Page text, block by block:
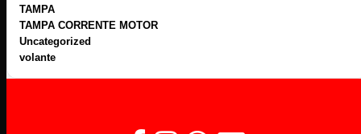
TAMPA
TAMPA CORRENTE MOTOR
Uncategorized
volante